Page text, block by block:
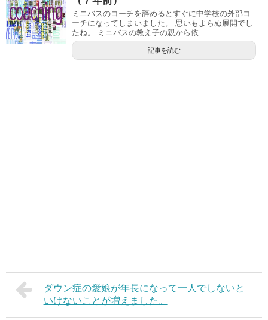
ミニバスのコーチを辞めるとすぐに中学校の外部コ
ーチになってしまいました。 思いもよらぬ展開でし
たね。 ミニバスの教え子の親から依...
記事を読む
ダウン症の愛娘が年長になって一人でしないと
いけないことが増えました。